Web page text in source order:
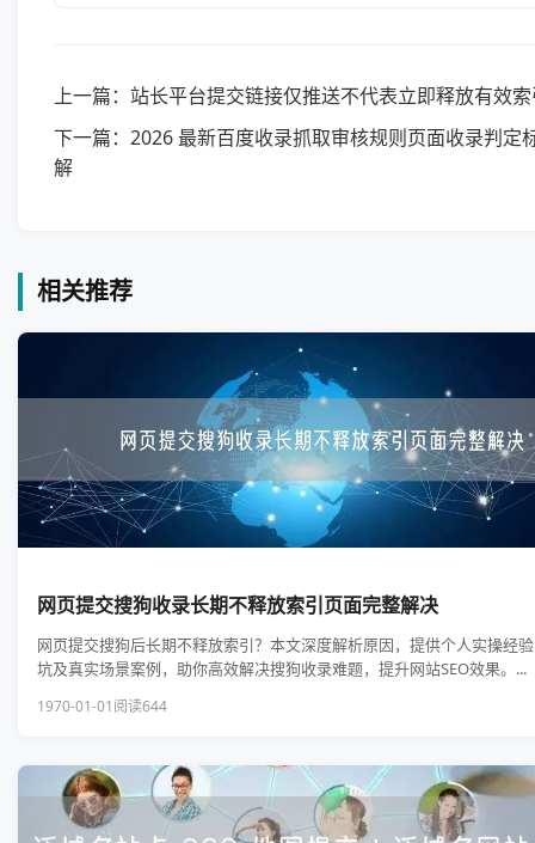
上一篇：站长平台提交链接仅推送不代表立即释放有效
下一篇：2026 最新百度收录抓取审核规则页面收录判定
解
相关推荐
网页提交搜狗收录长期不释放索引页面完整解决
网页提交搜狗后长期不释放索引？本文深度解析原因，提供个人实操经
坑及真实场景案例，助你高效解决搜狗收录难题，提升网站SEO效果。...
1970-01-01阅读644